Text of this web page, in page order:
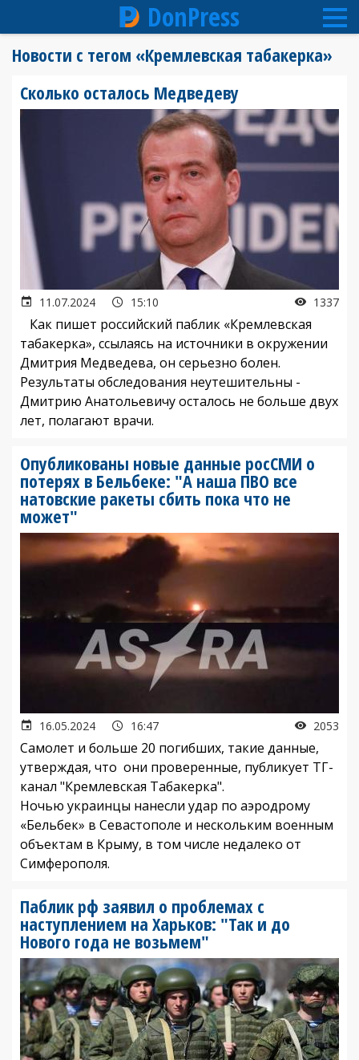
содержанию
DonPress
Новости с тегом «Кремлевская табакерка»
Сколько осталось Медведеву
11.07.2024 15:10 1337
Как пишет российский паблик «Кремлевская
табакерка», ссылаясь на источники в окружении
Дмитрия Медведева, он серьезно болен.
Результаты обследования неутешительны -
Дмитрию Анатольевичу осталось не больше двух
лет, полагают врачи.
Опубликованы новые данные росСМИ о
потерях в Бельбеке: "А наша ПВО все
натовские ракеты сбить пока что не
может"
16.05.2024 16:47 2053
Самолет и больше 20 погибших, такие данные,
утверждая, что они проверенные, публикует ТГ-
канал "Кремлевская Табакерка".
Ночью украинцы нанесли удар по аэродрому
«Бельбек» в Севастополе и нескольким военным
объектам в Крыму, в том числе недалеко от
Симферополя.
Паблик рф заявил о проблемах с
наступлением на Харьков: "Так и до
Нового года не возьмем"